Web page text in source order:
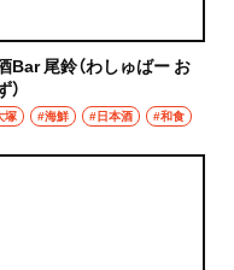
Bar 尾鈴（わしゅばー お
）
塚 #海鮮 #日本酒 #和食